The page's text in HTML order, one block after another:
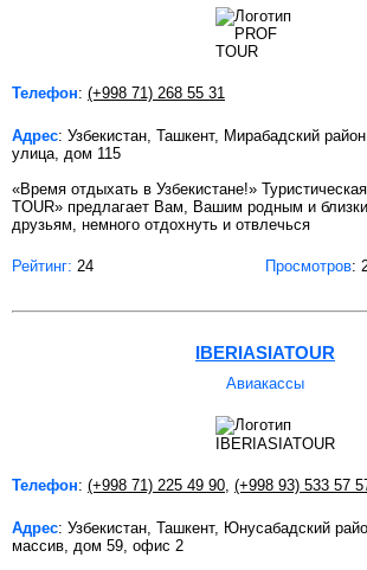
Телефон: (+998 71) 268 55 31
Адрес: Узбекистан, Ташкент, Мирабадский
улица, дом 115
«Время отдыхать в Узбекистане!»
TOUR» предлагает Вам, Вашим родным и
друзьям, немного отдохнуть и отвлечься
Рейтинг: 24 Просмотров:
IBERIASIATOUR
Авиакассы
Телефон: (+998 71) 225 49 90 (+998 93) 533 57
Адрес: Узбекистан, Ташкент, Юнусабадский
массив, дом 59, офис 2